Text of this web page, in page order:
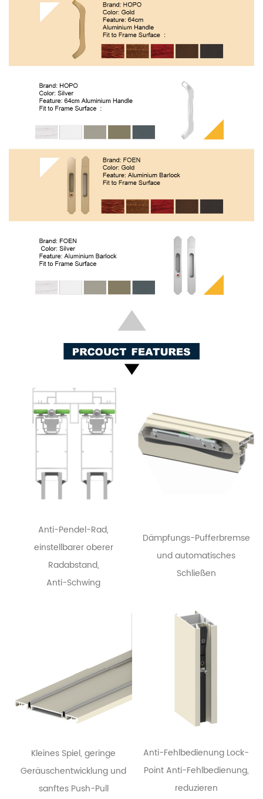
Anti-Pendel-Rad,
einstellbarer oberer
Radabstand,
Anti-Schwing
Dämpfungs-Pufferbremse
und automatisches
Schließen
Kleines Spiel, geringe
Geräuschentwicklung und
sanftes Push-Pull
Anti-Fehlbedienung Lock-
Point Anti-Fehlbedienung,
reduzieren